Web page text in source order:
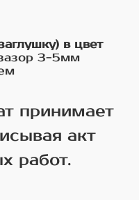
в цвет
3-5мм
принимает
акт
работ.